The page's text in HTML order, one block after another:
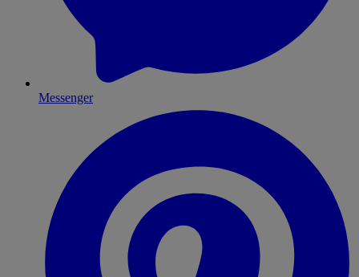
Messenger